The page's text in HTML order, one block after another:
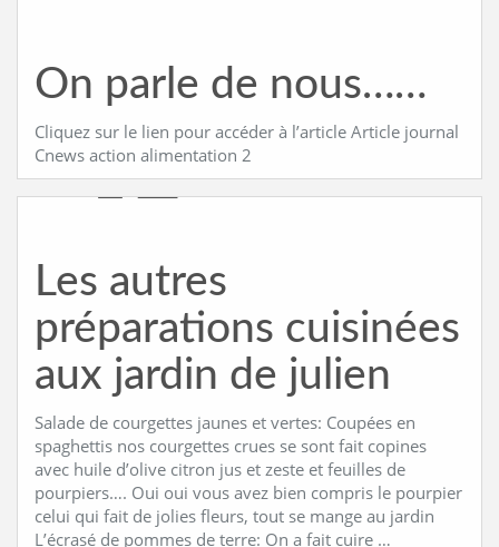
On parle de nous……
Cliquez sur le lien pour accéder à l’article Article journal
Cnews action alimentation 2
Les autres
préparations cuisinées
aux jardin de julien
Salade de courgettes jaunes et vertes: Coupées en
spaghettis nos courgettes crues se sont fait copines
avec huile d’olive citron jus et zeste et feuilles de
pourpiers…. Oui oui vous avez bien compris le pourpier
celui qui fait de jolies fleurs, tout se mange au jardin
L’écrasé de pommes de terre: On a fait cuire …